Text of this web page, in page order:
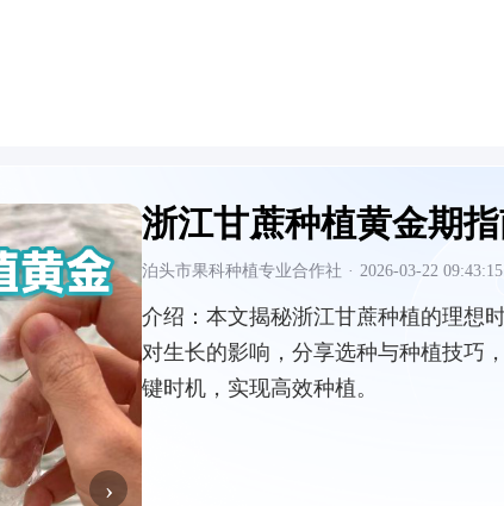
›
浙江甘蔗种植黄金期
泊头市果科种植专业合作社 · 2026-03-22 09:43:15
介绍： 本文揭秘浙江甘蔗种植的理想
对生长的影响，分享选种与种植技巧
键时机，实现高效种植。